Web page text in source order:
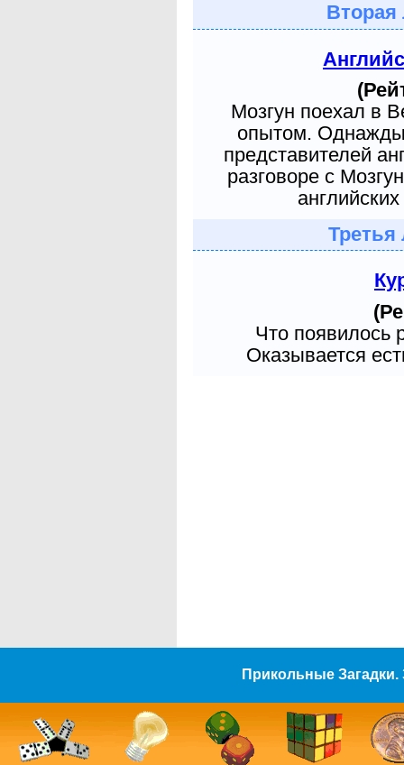
Вторая
Мозгун поехал в
опытом. Однажды
представителей
разговоре с
Третья
Что появилось
Оказывается
Прикольные